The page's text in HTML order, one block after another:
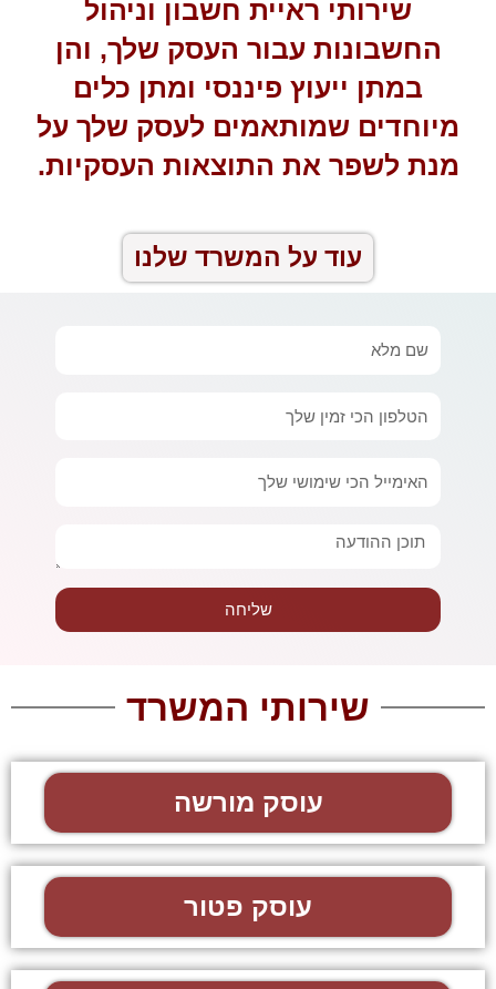
שירותי ראיית חשבון וניהול
החשבונות עבור העסק שלך, והן
במתן ייעוץ פיננסי ומתן כלים
מיוחדים שמותאמים לעסק שלך על
מנת לשפר את התוצאות העסקיות.
עוד על המשרד שלנו
שם
טלפון
אימייל
הודעה
שליחה
שירותי המשרד
עוסק מורשה
עוסק פטור